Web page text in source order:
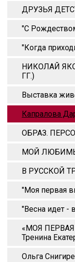
ДРУЗЬЯ
"С
"Когда
НИКОЛАЙ
ГГ.)
Выставка
Капралова
ОБРАЗ.
МОЙ
В РУССКОЙ
"Моя первая
"Весна идет -
«МОЯ ПЕРВАЯ
Тренина
Ольга